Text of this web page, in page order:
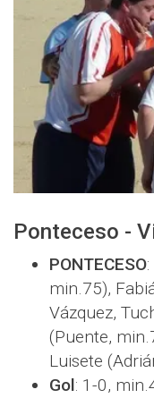
Ponteceso -
PONTECESO
min.75),
Vázquez,
(Puente,
Luisete
Gol: 1-0,